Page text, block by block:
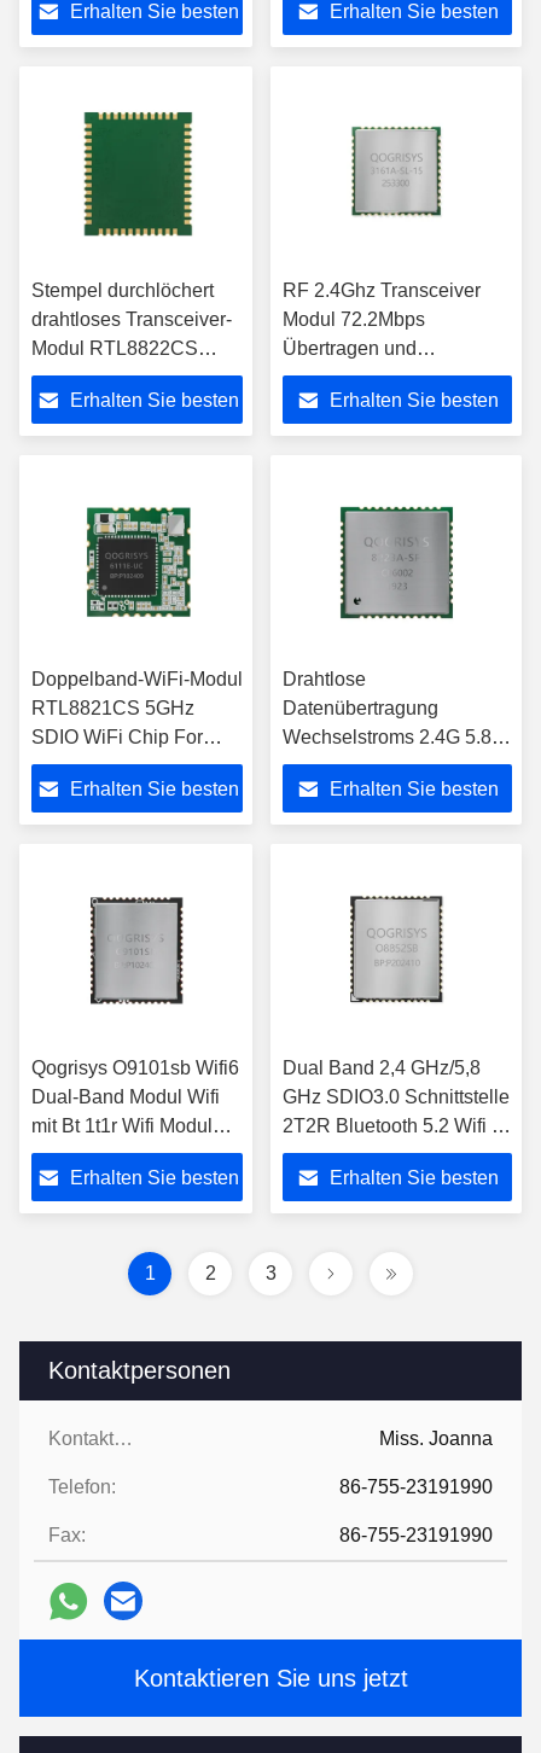
Kontaktpersonen
Kontaktpersonen: Miss. Joanna
Telefon: 86-755-23191990
Fax: 86-755-23191990
Kontaktieren Sie uns jetzt
KCCErhalten Sie besten
StreckeErhalten Sie besten
Stempel durchlöchert
drahtloses Transceiver-
Modul RTL8822CS
802.11ac Bluetooth für
OTT/TVErhalten Sie besten
RF 2.4Ghz Transceiver
Modul 72.2Mbps
Übertragen und
Empfangen Hi3861 IOT
WiFi Modul
Erhalten Sie besten
Doppelband-WiFi-Modul
RTL8821CS 5GHz
SDIO WiFi Chip For
Wireless Positions-
Anschluss
Erhalten Sie besten
Drahtlose
Datenübertragung
Wechselstroms 2.4G 5.8G
QCA6174 Qualcomms
Wifi Modul-802,11
Erhalten Sie besten
Qogrisys O9101sb Wifi6
Dual-Band Modul Wifi
mit Bt 1t1r Wifi Modul
Sdio Schnittstelle
Erhalten Sie besten
Dual Band 2,4 GHz/5,8
GHz SDIO3.0 Schnittstelle
2T2R Bluetooth 5.2 Wifi 6
Modul 1200 Mbps WiFi
ModulErhalten Sie besten
1 2 3